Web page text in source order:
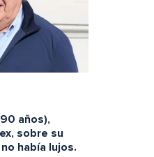
años),
sobre su
había lujos.